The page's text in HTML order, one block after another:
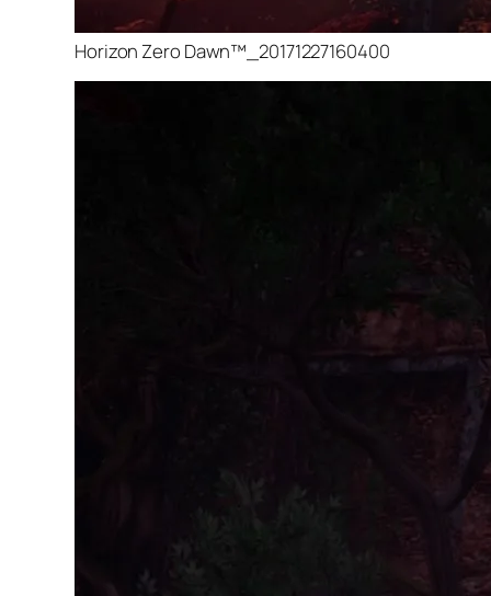
Horizon Zero Dawn™_20171227160400